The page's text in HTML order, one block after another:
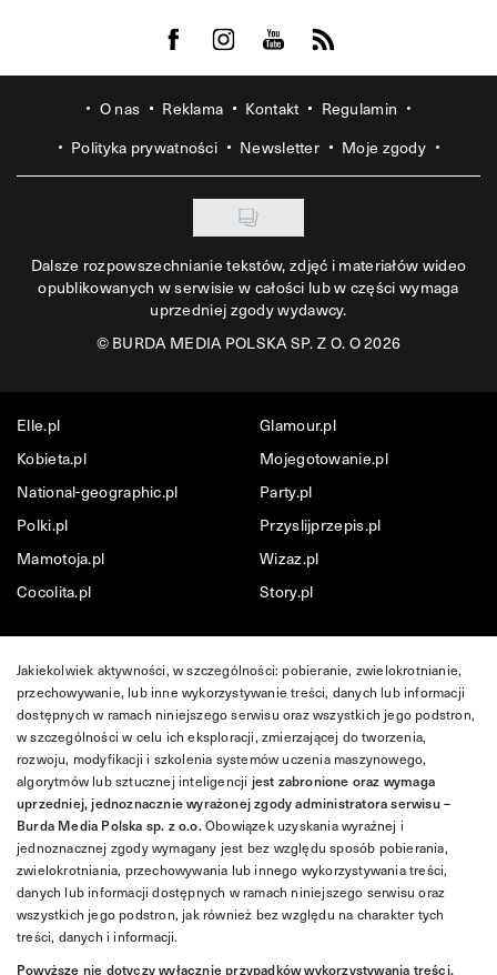
Visit us on Facebook
Visit us on Instagram
Visit us on Youtube
Visit us on Rss
O nas Reklama Kontakt
Regulamin
Polityka prywatności
Newsletter Moje zgody
Dalsze rozpowszechnianie tekstów, zdjęć i materiałów wideo
opublikowanych w serwisie w całości lub w części wymaga
uprzedniej zgody wydawcy.
©BURDA MEDIA POLSKA SP. Z O. O 2026
Elle.pl
Glamour.pl
Kobieta.pl
Mojegotowanie.pl
National-geographic.pl
Party.pl
Polki.pl
Przyslijprzepis.pl
Mamotoja.pl
Wizaz.pl
Cocolita.pl
Story.pl
Jakiekolwiek aktywności, w szczególności: pobieranie, zwielokrotnianie,
przechowywanie, lub inne wykorzystywanie treści, danych lub informacji
dostępnych w ramach niniejszego serwisu oraz wszystkich jego podstron,
w szczególności w celu ich eksploracji, zmierzającej do tworzenia,
rozwoju, modyfikacji i szkolenia systemów uczenia maszynowego,
algorytmów lub sztucznej inteligencji jest zabronione oraz wymaga
uprzedniej, jednoznacznie wyrażonej zgody administratora serwisu –
Burda Media Polska sp. z o.o.Obowiązek uzyskania wyraźnej i
jednoznacznej zgody wymagany jest bez względu sposób pobierania,
zwielokrotniania, przechowywania lub innego wykorzystywania treści,
danych lub informacji dostępnych w ramach niniejszego serwisu oraz
wszystkich jego podstron, jak również bez względu na charakter tych
treści, danych i informacji.
Powyższe nie dotyczy wyłącznie przypadków wykorzystywania treści,